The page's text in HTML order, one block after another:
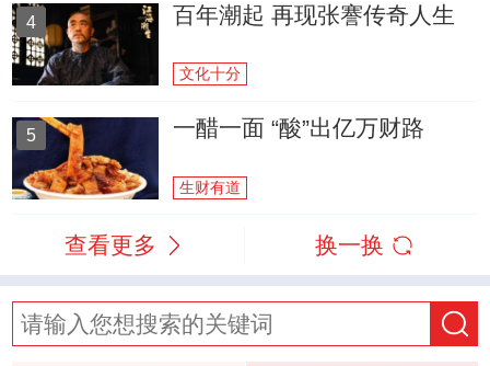
4 百年潮起 再现张謇传奇人生
文化十分
5 一醋一面 “酸”出亿万财路
生财有道
查看更多 换一换